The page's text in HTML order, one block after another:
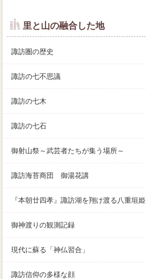
里と山の融合した地
諏訪圏の歴史
諏訪の七不思議
諏訪の七木
諏訪の七石
御射山祭～武芸者たちが集う場所～
諏訪海苔商団 御湯花講
『本朝廿四孝』諏訪湖を翔け渡る八重垣姫
御神渡りの観測記録
現代に蘇る「神仏習合」
諏訪信仰の多様な顔